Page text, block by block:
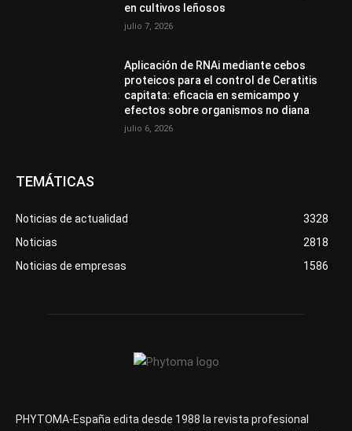
en cultivos leñosos
julio 7, 2026
Aplicación de RNAi mediante cebos
proteicos para el control de Ceratitis
capitata: eficacia en semicampo y
efectos sobre organismos no diana
julio 6, 2026
TEMÁTICAS
Noticias de actualidad
3328
Noticias
2818
Noticias de empresas
1586
PHYTOMA-España edita desde 1988 la revista profesional